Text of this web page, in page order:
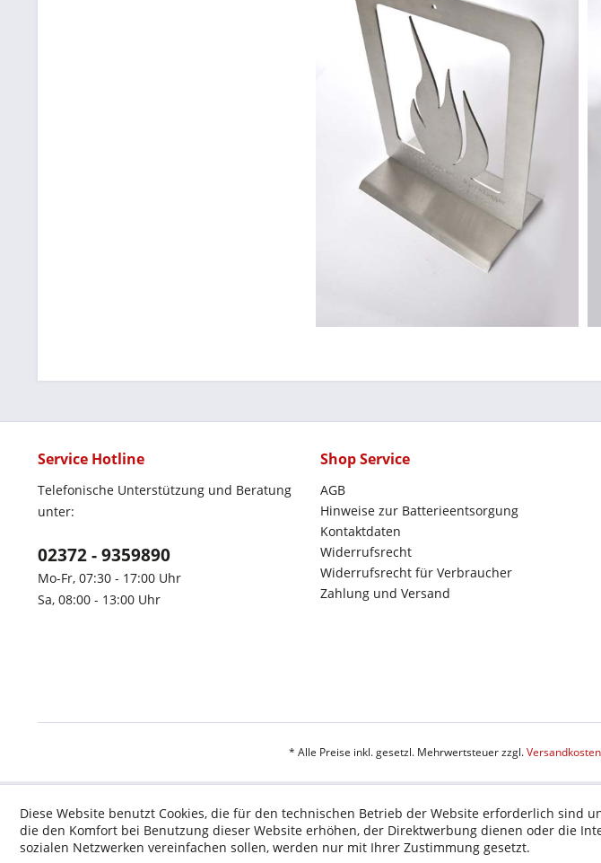
Service Hotline
Telefonische Unterstützung und Beratung
unter:
02372 - 9359890
Mo-Fr, 07:30 - 17:00 Uhr
Sa, 08:00 - 13:00 Uhr
Shop Service
AGB
Hinweise zur Batterieentsorgung
Kontaktdaten
Widerrufsrecht
Widerrufsrecht für Verbraucher
Zahlung und Versand
* Alle Preise inkl. gesetzl. Mehrwertsteuer zzgl.Versandkosten
Diese Website benutzt Cookies, die für den technischen Betrieb der Website erforderlich sind
die den Komfort bei Benutzung dieser Website erhöhen, der Direktwerbung dienen oder die
sozialen Netzwerken vereinfachen sollen, werden nur mit Ihrer Zustimmung gesetzt.